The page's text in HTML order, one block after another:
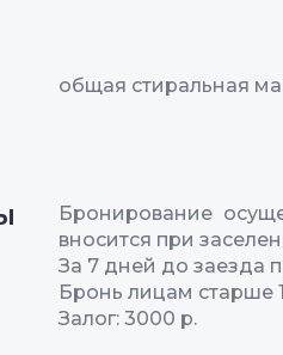
общая стиральная
Бронирование
вносится при
За 7 дней до заезда
Бронь лицам старше
Залог: 3000 р.